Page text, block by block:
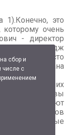
1).Конечно, это
которому очень
- директор
колледж
- не просто
где создана
начавших
улыбок" и вы
схватывают
проектов
и надежные
сбор и
числе с